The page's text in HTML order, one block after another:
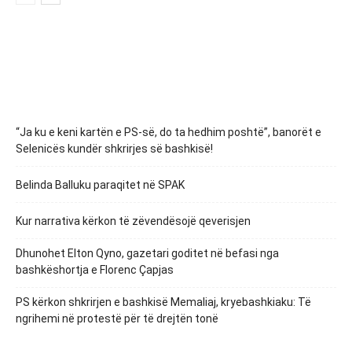
“Ja ku e keni kartën e PS-së, do ta hedhim poshtë”, banorët e
Selenicës kundër shkrirjes së bashkisë!
Belinda Balluku paraqitet në SPAK
Kur narrativa kërkon të zëvendësojë qeverisjen
Dhunohet Elton Qyno, gazetari goditet në befasi nga
bashkëshortja e Florenc Çapjas
PS kërkon shkrirjen e bashkisë Memaliaj, kryebashkiaku: Të
ngrihemi në protestë për të drejtën tonë